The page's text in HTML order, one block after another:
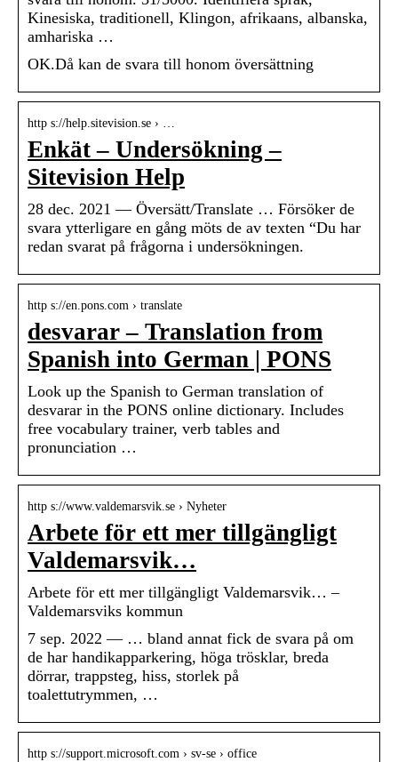
Kinesiska, traditionell, Klingon, afrikaans, albanska,
amhariska …
OK.Då kan de svara till honom översättning
http s://help.sitevision.se › …
Enkät – Undersökning –
Sitevision Help
28 dec. 2021 — Översätt/Translate … Försöker de
svara ytterligare en gång möts de av texten “Du har
redan svarat på frågorna i undersökningen.
http s://en.pons.com › translate
desvarar – Translation from
Spanish into German | PONS
Look up the Spanish to German translation of
desvarar in the PONS online dictionary. Includes
free vocabulary trainer, verb tables and
pronunciation …
http s://www.valdemarsvik.se › Nyheter
Arbete för ett mer tillgängligt
Valdemarsvik…
Arbete för ett mer tillgängligt Valdemarsvik… –
Valdemarsviks kommun
7 sep. 2022 — … bland annat fick de svara på om
de har handikapparkering, höga trösklar, breda
dörrar, trappsteg, hiss, storlek på
toalettutrymmen, …
http s://support.microsoft.com › sv-se › office